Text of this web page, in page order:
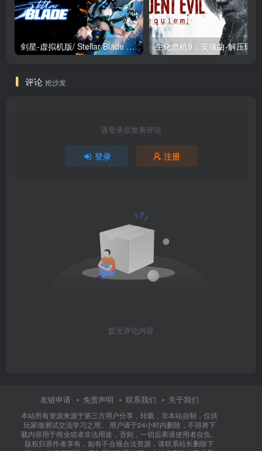
剑星-虚拟机版/ Stellar Blade v1.4.1|Build.19963153 终极版新补丁 送修改器 免安装中文版
评论 抢沙发
请登录后发表评论
登录 注册
暂无评论内容
友链申请 免责声明 联系我们 关于我们
本站所有资源来源于第三方用户分享，转载，非本站自制，仅供
玩家做测试交流学习之用。 用户请于24小时内删除，不得将下
载内容用于商业或者非法用途，否则，一切后果请使用者自负。
版权归原作者享有，如有不合规合法资源，请联系站长删除下